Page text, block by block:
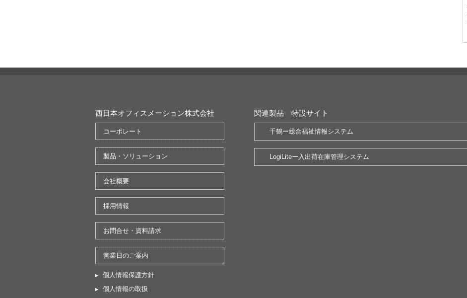
西日本オフィスメーション株式会社
コーポレート
製品・ソリューション
会社概要
採用情報
お問合せ・資料請求
営業日のご案内
個人情報保護方針
個人情報の取扱
関連製品 特設サイト
千鶴ー総合福祉情報システム
LogiLiteー入出荷在庫管理システム